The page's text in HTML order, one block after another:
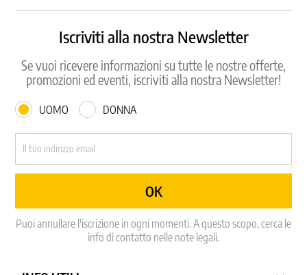
Iscriviti alla nostra Newsletter
Se vuoi ricevere informazioni su tutte le nostre offerte,
promozioni ed eventi, iscriviti alla nostra Newsletter!
UOMO DONNA
Puoi annullare l'iscrizione in ogni momenti. A questo scopo, cerca le
info di contatto nelle note legali.